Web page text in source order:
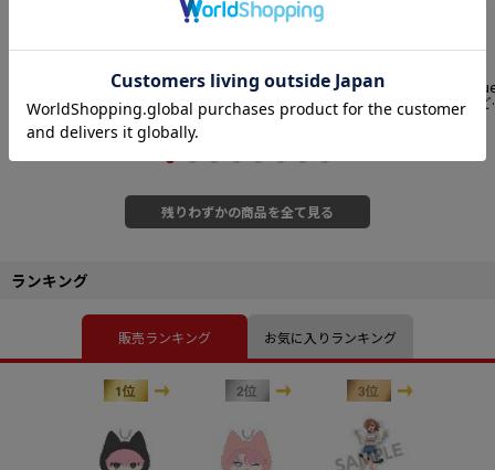
夜のクラゲは泳げない
ポストカードセット
176円
東京喰種トーキョーグー
ル ラメ缶バッジ 場面写
Ver. 8個入り1BOX
3,080円
ブルーアーカイブ -
Archive- ねんどろいど
奥空アヤネ
5,110円
残りわずかの商品を全て見る
ランキング
販売ランキング お気に入りランキング